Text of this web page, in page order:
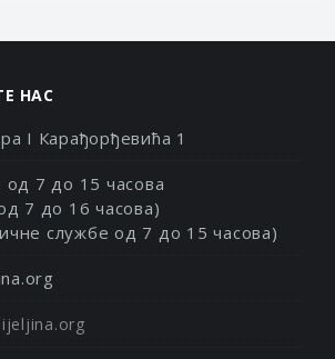
НАС
I Карађорђевића 1
од 7 до 15 часова
7 до 16 часова)
службе од 7 до 15 часова)